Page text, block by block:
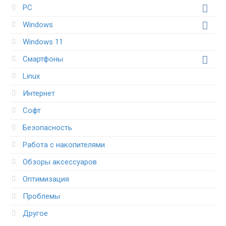
PC
Windows
Windows 11
Смартфоны
Linux
Интернет
Софт
Безопасность
Работа с накопителями
Обзоры аксессуаров
Оптимизация
Проблемы
Другое